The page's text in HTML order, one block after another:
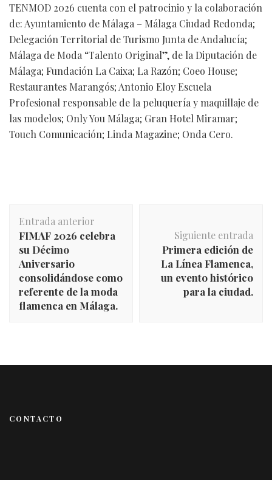
TENMOD 2026 cuenta con el patrocinio y la colaboración
de: Ayuntamiento de Málaga – Málaga Ciudad Redonda;
Delegación Territorial de Turismo Junta de Andalucía;
Málaga de Moda “Talento Original”, de la Diputación de
Málaga; Fundación La Caixa; La Razón; Coeo House;
Restaurantes Marangós; Antonio Eloy Escuela
Profesional responsable de la peluquería y maquillaje de
las modelos; Only You Málaga; Gran Hotel Miramar;
Touch Comunicación; Linda Magazine; Onda Cero.
de
entradas
Entrada anterior
FIMAF 2026 celebra
su Décimo
Aniversario
consolidándose como
referente de la moda
flamenca en Málaga.
Siguiente entrada
Primera edición de
La Línea Flamenca,
un evento histórico
para la ciudad.
CONTACTO